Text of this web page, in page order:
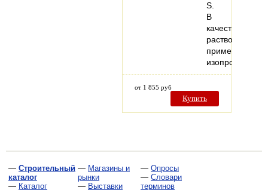
S.
В
качестве
растворителя
применяется
от 1 855 руб
Купить
— Строительный
каталог
— Каталог
— Магазины и
рынки
— Выставки
— Опросы
— Словари
терминов